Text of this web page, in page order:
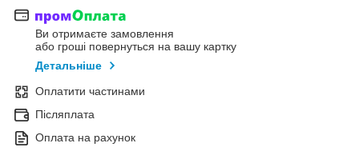
Ви отримаєте замовлення
або гроші повернуться на вашу картку
Детальніше
Оплатити частинами
Післяплата
Оплата на рахунок